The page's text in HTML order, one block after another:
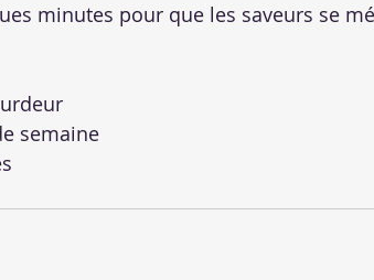
minutes pour que les saveurs se
semaine